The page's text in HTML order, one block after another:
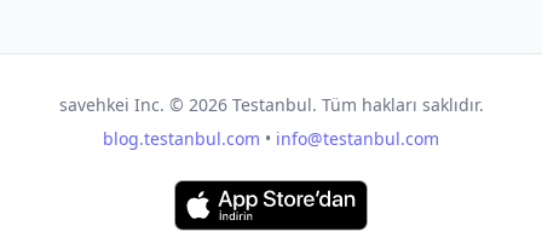
savehkei Inc. © 2026Testanbul. Tüm hakları saklıdır.
blog.testanbul.com • info@testanbul.com